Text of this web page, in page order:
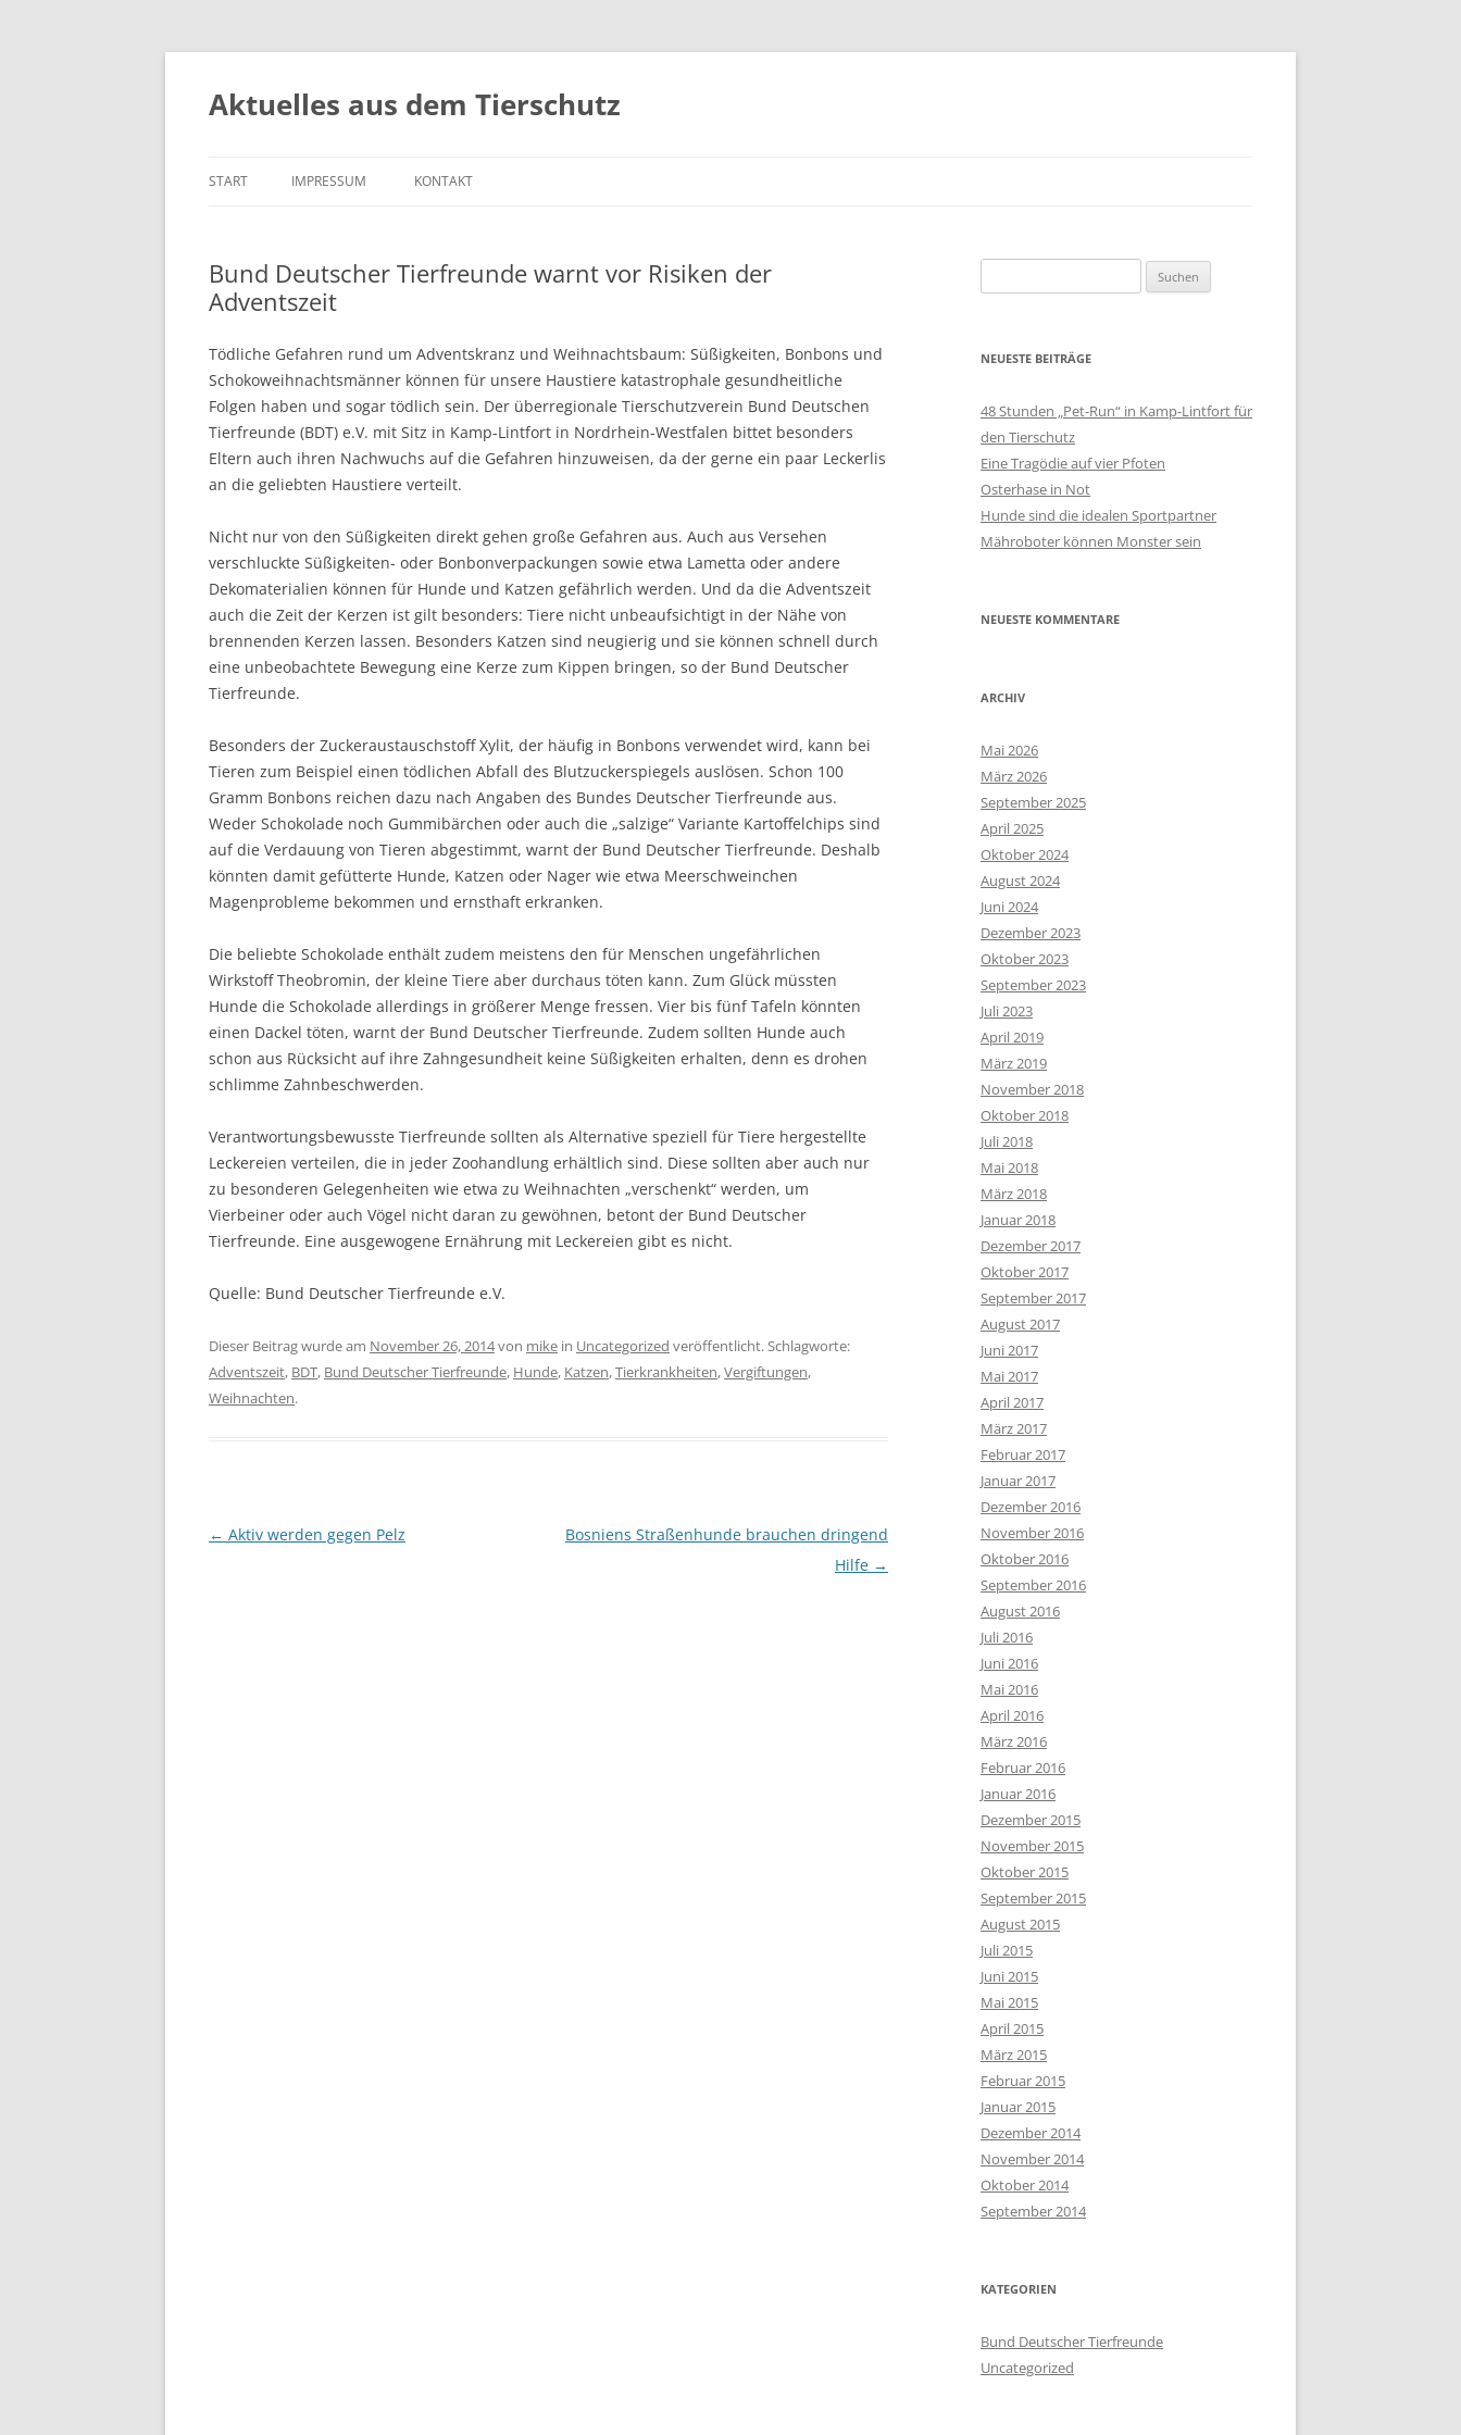
Aktuelles aus dem Tierschutz
START IMPRESSUM KONTAKT
Bund Deutscher Tierfreunde warnt vor Risiken der
Adventszeit
Tödliche Gefahren rund um Adventskranz und Weihnachtsbaum: Süßigkeiten, Bonbons und
Schokoweihnachtsmänner können für unsere Haustiere katastrophale gesundheitliche
Folgen haben und sogar tödlich sein. Der überregionale Tierschutzverein Bund Deutschen
Tierfreunde (BDT) e.V. mit Sitz in Kamp-Lintfort in Nordrhein-Westfalen bittet besonders
Eltern auch ihren Nachwuchs auf die Gefahren hinzuweisen, da der gerne ein paar Leckerlis
an die geliebten Haustiere verteilt.
Nicht nur von den Süßigkeiten direkt gehen große Gefahren aus. Auch aus Versehen
verschluckte Süßigkeiten- oder Bonbonverpackungen sowie etwa Lametta oder andere
Dekomaterialien können für Hunde und Katzen gefährlich werden. Und da die Adventszeit
auch die Zeit der Kerzen ist gilt besonders: Tiere nicht unbeaufsichtigt in der Nähe von
brennenden Kerzen lassen. Besonders Katzen sind neugierig und sie können schnell durch
eine unbeobachtete Bewegung eine Kerze zum Kippen bringen, so der Bund Deutscher
Tierfreunde.
Besonders der Zuckeraustauschstoff Xylit, der häufig in Bonbons verwendet wird, kann bei
Tieren zum Beispiel einen tödlichen Abfall des Blutzuckerspiegels auslösen. Schon 100
Gramm Bonbons reichen dazu nach Angaben des Bundes Deutscher Tierfreunde aus.
Weder Schokolade noch Gummibärchen oder auch die „salzige“ Variante Kartoffelchips sind
auf die Verdauung von Tieren abgestimmt, warnt der Bund Deutscher Tierfreunde. Deshalb
könnten damit gefütterte Hunde, Katzen oder Nager wie etwa Meerschweinchen
Magenprobleme bekommen und ernsthaft erkranken.
Die beliebte Schokolade enthält zudem meistens den für Menschen ungefährlichen
Wirkstoff Theobromin, der kleine Tiere aber durchaus töten kann. Zum Glück müssten
Hunde die Schokolade allerdings in größerer Menge fressen. Vier bis fünf Tafeln könnten
einen Dackel töten, warnt der Bund Deutscher Tierfreunde. Zudem sollten Hunde auch
schon aus Rücksicht auf ihre Zahngesundheit keine Süßigkeiten erhalten, denn es drohen
schlimme Zahnbeschwerden.
Verantwortungsbewusste Tierfreunde sollten als Alternative speziell für Tiere hergestellte
Leckereien verteilen, die in jeder Zoohandlung erhältlich sind. Diese sollten aber auch nur
zu besonderen Gelegenheiten wie etwa zu Weihnachten „verschenkt“ werden, um
Vierbeiner oder auch Vögel nicht daran zu gewöhnen, betont der Bund Deutscher
Tierfreunde. Eine ausgewogene Ernährung mit Leckereien gibt es nicht.
Quelle: Bund Deutscher Tierfreunde e.V.
Dieser Beitrag wurde am November 26, 2014von mike in Uncategorized veröffentlicht. Schlagworte:
Adventszeit, BDT, Bund Deutscher Tierfreunde, Hunde, Katzen,Tierkrankheiten,Vergiftungen,
Weihnachten.
Beitragsnavigation
← Aktiv werden gegen Pelz
Bosniens Straßenhunde brauchen dringend
Hilfe →
nach:
NEUESTE BEITRÄGE
48 Stunden „Pet-Run“ in Kamp-Lintfort für
den Tierschutz
Eine Tragödie auf vier Pfoten
Osterhase in Not
Hunde sind die idealen Sportpartner
Mähroboter können Monster sein
NEUESTE KOMMENTARE
ARCHIV
Mai 2026
März 2026
September 2025
April 2025
Oktober 2024
August 2024
Juni 2024
Dezember 2023
Oktober 2023
September 2023
Juli 2023
April 2019
März 2019
November 2018
Oktober 2018
Juli 2018
Mai 2018
März 2018
Januar 2018
Dezember 2017
Oktober 2017
September 2017
August 2017
Juni 2017
Mai 2017
April 2017
März 2017
Februar 2017
Januar 2017
Dezember 2016
November 2016
Oktober 2016
September 2016
August 2016
Juli 2016
Juni 2016
Mai 2016
April 2016
März 2016
Februar 2016
Januar 2016
Dezember 2015
November 2015
Oktober 2015
September 2015
August 2015
Juli 2015
Juni 2015
Mai 2015
April 2015
März 2015
Februar 2015
Januar 2015
Dezember 2014
November 2014
Oktober 2014
September 2014
KATEGORIEN
Bund Deutscher Tierfreunde
Uncategorized